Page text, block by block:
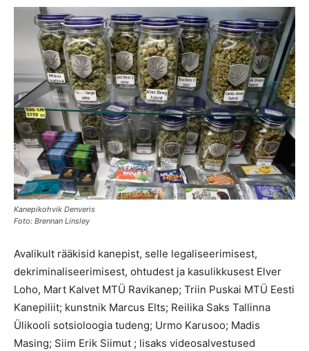
Kanepikohvik Denveris
Foto: Brennan Linsley
Avalikult rääkisid kanepist, selle legaliseerimisest,
dekriminaliseerimisest, ohtudest ja kasulikkusest Elver
Loho, Mart Kalvet MTÜ Ravikanep; Triin Puskai MTÜ Eesti
Kanepiliit; kunstnik Marcus Elts; Reilika Saks Tallinna
Ülikooli sotsioloogia tudeng; Urmo Karusoo; Madis
Masing; Siim Erik Siimut ; lisaks videosalvestused